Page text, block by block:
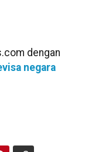
dengan
negara